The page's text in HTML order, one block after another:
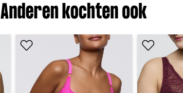
Anderen kochten ook